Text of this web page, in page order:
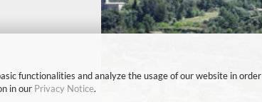
functionalities and analyze the usage of our website in order
in our Privacy Notice.